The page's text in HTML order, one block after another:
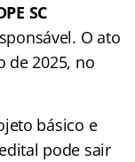
SC
O ato
de 2025, no
básico e
pode sair